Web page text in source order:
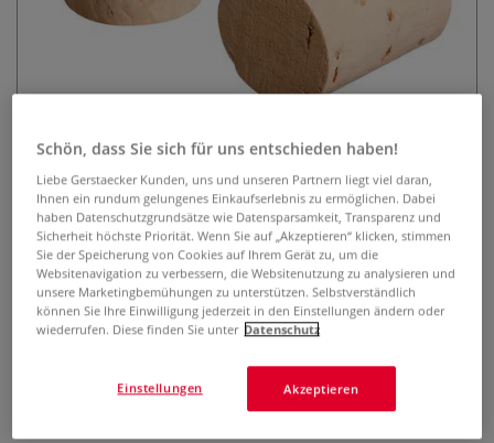
Rayher Spitzkorken, 27 mm x
26/22 mm
0 Bewertungen
Rayher Spitzkorken, 27 mm x 26/22 mm, erhältlich in der
kreativen Deko-Objekten, wunderschönen Accessoires,
Spielfiguren, Stempeln und vielem mehr.
Schön, dass Sie sich für uns entschieden haben!
Liebe Gerstaecker Kunden, uns und unseren Partnern liegt viel daran,
Ihnen ein rundum gelungenes Einkaufserlebnis zu ermöglichen. Dabei
haben Datenschutzgrundsätze wie Datensparsamkeit, Transparenz und
Sicherheit höchste Priorität. Wenn Sie auf „Akzeptieren“ klicken, stimmen
Sie der Speicherung von Cookies auf Ihrem Gerät zu, um die
Websitenavigation zu verbessern, die Websitenutzung zu analysieren und
unsere Marketingbemühungen zu unterstützen. Selbstverständlich
können Sie Ihre Einwilligung jederzeit in den Einstellungen ändern oder
wiederrufen. Diese finden Sie unter Datenschutz
Akzeptieren
Einstellungen